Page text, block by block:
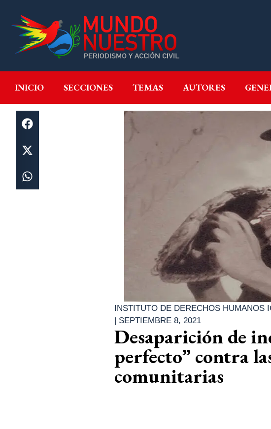
INICIO SECCIONES TEMAS AUTORES
INICIO SECCIONES
INSTITUTO DE DERECHOS HUMANOS
| SEPTIEMBRE 8, 2021
Desaparición de
perfecto” contra
comunitarias